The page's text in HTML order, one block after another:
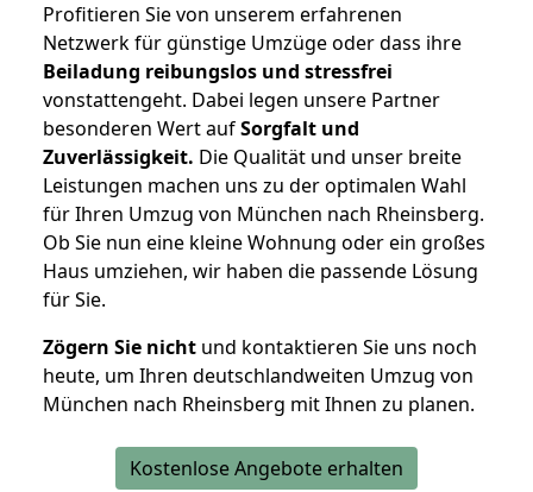
Profitieren Sie von unserem erfahrenen
Netzwerk für günstige Umzüge oder dass ihre
Beiladung reibungslos und stressfrei
vonstattengeht. Dabei legen unsere Partner
besonderen Wert aufSorgfalt und
Zuverlässigkeit. Die Qualität und unser breite
Leistungen machen uns zu der optimalen Wahl
für Ihren Umzug von München nach Rheinsberg.
Ob Sie nun eine kleine Wohnung oder ein großes
Haus umziehen, wir haben die passende Lösung
für Sie.
Zögern Sie nicht und kontaktieren Sie uns noch
heute, um Ihren deutschlandweiten Umzug von
München nach Rheinsberg mit Ihnen zu planen.
Kostenlose Angebote erhalten